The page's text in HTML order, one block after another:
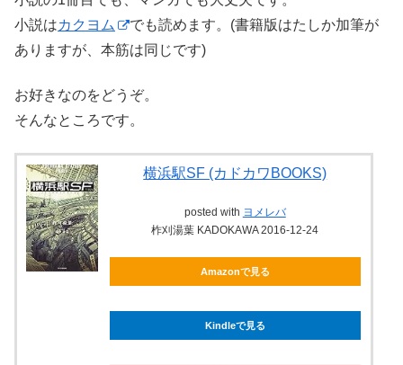
小説はカクヨム
でも読めます。(書籍版はたしか加筆が
ありますが、本筋は同じです)
お好きなのをどうぞ。
そんなところです。
横浜駅SF (カドカワBOOKS)
posted with ヨメレバ
柞刈湯葉 KADOKAWA 2016-12-24
Amazonで見る
Kindleで見る